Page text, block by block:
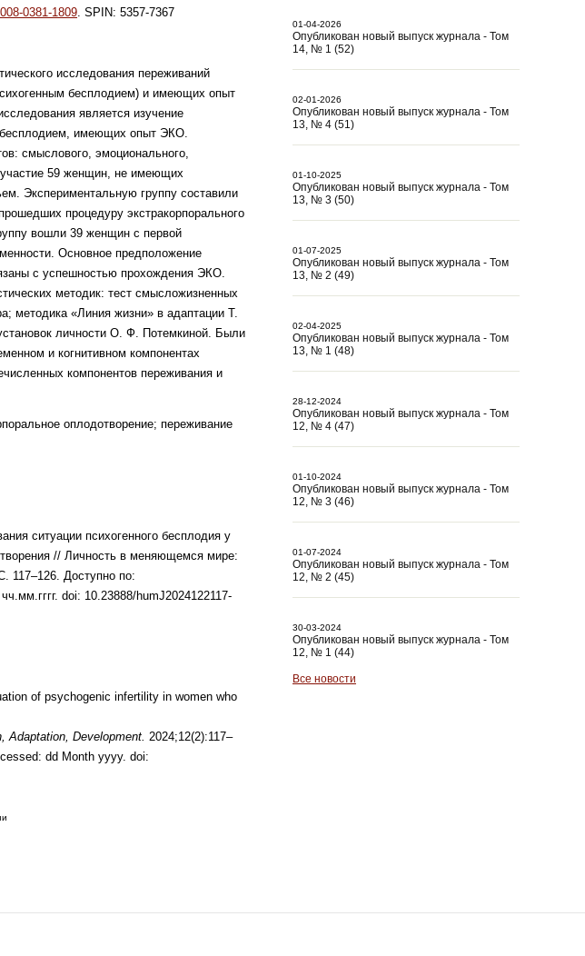
0381-1809. SPIN: 5357-7367
исследования переживаний
бесплодием) и имеющих опыт
является изучение
бесплодием, имеющих опыт ЭКО.
смыслового, эмоционального,
участие 59 женщин, не имеющих
Экспериментальную группу составили
процедуру экстракорпорального
вошли 39 женщин с первой
Основное предположение
с успешностью прохождения ЭКО.
методик: тест смысложизненных
методика «Линия жизни» в адаптации Т.
личности О. Ф. Потемкиной. Были
и когнитивном компонентах
компонентов переживания и
оплодотворение; переживание
ситуации психогенного бесплодия у
// Личность в меняющемся мире:
117–126. Доступно по:
doi: 10.23888/humJ2024122117-
of psychogenic infertility in women who
Adaptation, Development. 2024;12(2):117–
dd Month yyyy. doi:
01-04-2026
Опубликован новый выпуск журнала - Том
14, № 1 (52)
02-01-2026
Опубликован новый выпуск журнала - Том
13, № 4 (51)
01-10-2025
Опубликован новый выпуск журнала - Том
13, № 3 (50)
01-07-2025
Опубликован новый выпуск журнала - Том
13, № 2 (49)
02-04-2025
Опубликован новый выпуск журнала - Том
13, № 1 (48)
28-12-2024
Опубликован новый выпуск журнала - Том
12, № 4 (47)
01-10-2024
Опубликован новый выпуск журнала - Том
12, № 3 (46)
01-07-2024
Опубликован новый выпуск журнала - Том
12, № 2 (45)
30-03-2024
Опубликован новый выпуск журнала - Том
12, № 1 (44)
Все новости